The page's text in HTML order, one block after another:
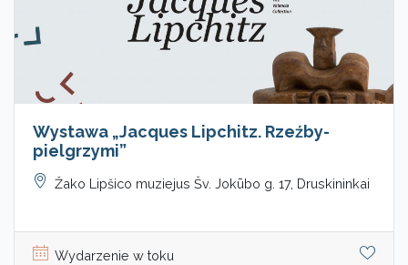
Wystawa „Jacques Lipchitz. Rzeźby-
pielgrzymi”
Žako Lipšico muziejus Šv. Jokūbo g. 17, Druskininkai
Wydarzenie w toku